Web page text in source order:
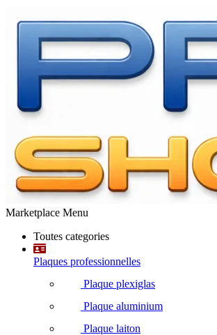
Marketplace Menu
Toutes categories
Plaques professionnelles
Plaque plexiglas
Plaque aluminium
Plaque laiton